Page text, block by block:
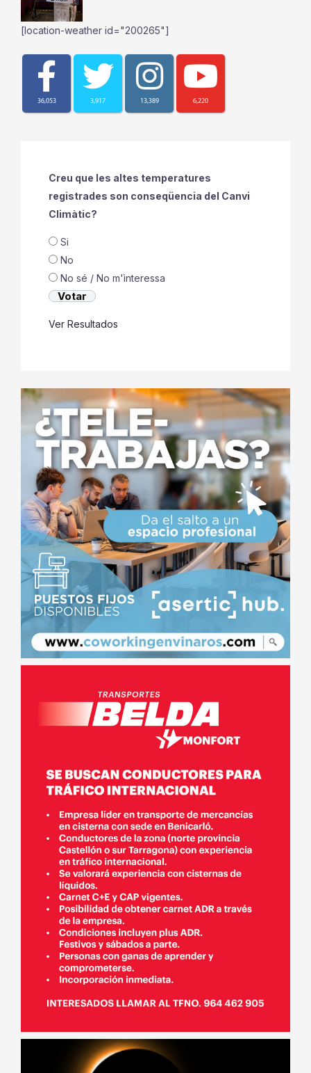
[location-weather id="200265"]
36,053 3,917 13,389 6,220
Creu que les altes temperatures
registrades son conseqüencia del Canvi
Climàtic?
Si
No
No sé / No m'ìnteressa
Ver Resultados